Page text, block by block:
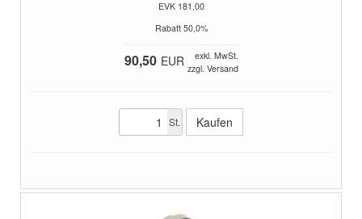
EVK 181,00
Rabatt 50,0%
90,50 EUR
exkl. MwSt.
zzgl. Versand
St.